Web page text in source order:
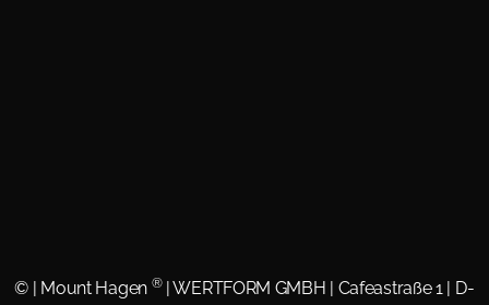
© | Mount Hagen ®| WERTFORM GMBH | Cafeastraße 1 | D-